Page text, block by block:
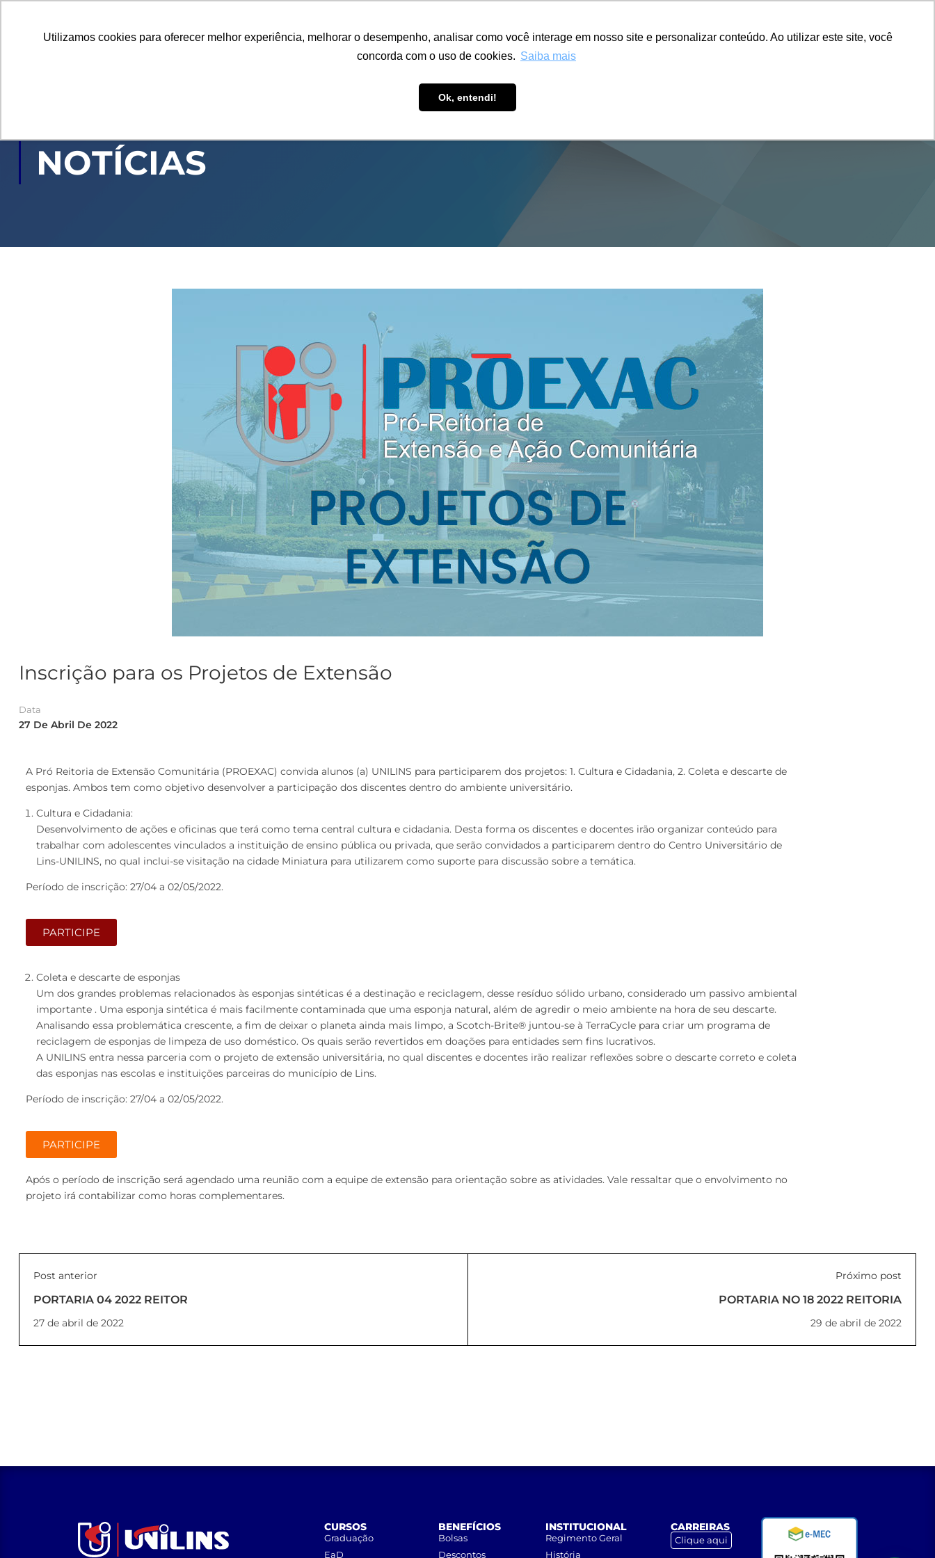
Utilizamos cookies para oferecer melhor experiência, melhorar o desempenho, analisar como você interage em nosso site e personalizar conteúdo. Ao utilizar este site, você
concorda com o uso de cookies. Saiba mais
Ok, entendi!
PÓS-GRADUAÇÃO CAPACITAÇÃO EXTENSÃO PESQUISA
NOTÍCIAS
Inscrição para os Projetos de Extensão
Data
27 De Abril De 2022
A Pró Reitoria de Extensão Comunitária (PROEXAC) convida alunos (a) UNILINS para participarem dos projetos: 1. Cultura e Cidadania, 2. Coleta e descarte de
esponjas. Ambos tem como objetivo desenvolver a participação dos discentes dentro do ambiente universitário.
Cultura e Cidadania:
Desenvolvimento de ações e oficinas que terá como tema central cultura e cidadania. Desta forma os discentes e docentes irão organizar conteúdo para
trabalhar com adolescentes vinculados a instituição de ensino pública ou privada, que serão convidados a participarem dentro do Centro Universitário de
Lins-UNILINS, no qual inclui-se visitação na cidade Miniatura para utilizarem como suporte para discussão sobre a temática.
Período de inscrição: 27/04 a 02/05/2022.
PARTICIPE
Coleta e descarte de esponjas
Um dos grandes problemas relacionados às esponjas sintéticas é a destinação e reciclagem, desse resíduo sólido urbano, considerado um passivo ambiental
importante . Uma esponja sintética é mais facilmente contaminada que uma esponja natural, além de agredir o meio ambiente na hora de seu descarte.
Analisando essa problemática crescente, a fim de deixar o planeta ainda mais limpo, a Scotch-Brite® juntou-se à TerraCycle para criar um programa de
reciclagem de esponjas de limpeza de uso doméstico. Os quais serão revertidos em doações para entidades sem fins lucrativos.
A UNILINS entra nessa parceria com o projeto de extensão universitária, no qual discentes e docentes irão realizar reflexões sobre o descarte correto e coleta
das esponjas nas escolas e instituições parceiras do município de Lins.
Período de inscrição: 27/04 a 02/05/2022.
PARTICIPE
Após o período de inscrição será agendado uma reunião com a equipe de extensão para orientação sobre as atividades. Vale ressaltar que o envolvimento no
projeto irá contabilizar como horas complementares.
Post anterior
PORTARIA 04 2022 REITOR
27 de abril de 2022
Próximo post
PORTARIA NO 18 2022 REITORIA
29 de abril de 2022
CURSOS
Graduação
EaD
BENEFÍCIOS
Bolsas
Descontos
INSTITUCIONAL
Regimento Geral
História
CARREIRAS
Clique aqui